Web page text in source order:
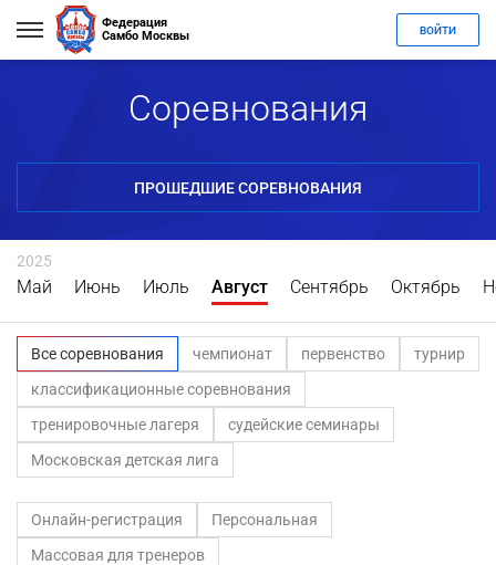
Федерация
Самбо Москвы
ВОЙТИ
Соревнования
ПРОШЕДШИЕ СОРЕВНОВАНИЯ
2025
Май Июнь Июль Август Сентябрь Октябрь
Все соревнования чемпионат первенство
турнир
классификационные соревнования
тренировочные лагеря
судейские семинары
Московская детская лига
Онлайн-регистрация
Персональная
Массовая для тренеров